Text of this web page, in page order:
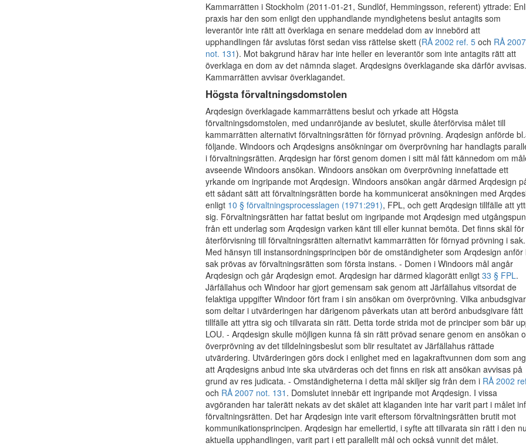
Kammarrätten i Stockholm (2011-01-21, Sundlöf, Hemmingsson, referent) yttrade:
praxis har den som enligt den upphandlande myndighetens beslut antagits som
leverantör inte rätt att överklaga en senare meddelad dom av innebörd att
upphandlingen får avslutas först sedan viss rättelse skett (RÅ 2002 ref. 5 och RÅ 2007
not. 131). Mot bakgrund härav har inte heller en leverantör som inte antagits rätt att
överklaga en dom av det nämnda slaget. Arqdesigns överklagande ska därför
Kammarrätten avvisar överklagandet.
Högsta förvaltningsdomstolen
Arqdesign överklagade kammarrättens beslut och yrkade att Högsta
förvaltningsdomstolen, med undanröjande av beslutet, skulle återförvisa målet till
kammarrätten alternativt förvaltningsrätten för förnyad prövning. Arqdesign anförde
följande. Windoors och Arqdesigns ansökningar om överprövning har handlagts
i förvaltningsrätten. Arqdesign har först genom domen i sitt mål fått kännedom om
avseende Windoors ansökan. Windoors ansökan om överprövning innefattade ett
yrkande om ingripande mot Arqdesign. Windoors ansökan angår därmed Arqdesign
ett sådant sätt att förvaltningsrätten borde ha kommunicerat ansökningen med
enligt 10 § förvaltningsprocesslagen (1971:291), FPL, och gett Arqdesign tillfälle att
sig. Förvaltningsrätten har fattat beslut om ingripande mot Arqdesign med
från ett underlag som Arqdesign varken känt till eller kunnat bemöta. Det finns skäl för
återförvisning till förvaltningsrätten alternativt kammarrätten för förnyad prövning i sak.
Med hänsyn till instansordningsprincipen bör de omständigheter som Arqdesign anför
sak prövas av förvaltningsrätten som första instans. - Domen i Windoors mål angår
Arqdesign och går Arqdesign emot. Arqdesign har därmed klagorätt enligt 33 § FPL.
Järfällahus och Windoor har gjort gemensam sak genom att Järfällahus vitsordat de
felaktiga uppgifter Windoor fört fram i sin ansökan om överprövning. Vilka
som deltar i utvärderingen har därigenom påverkats utan att berörd anbudsgivare fått
tillfälle att yttra sig och tillvarata sin rätt. Detta torde strida mot de principer som bär
LOU. - Arqdesign skulle möjligen kunna få sin rätt prövad senare genom en ansökan
överprövning av det tilldelningsbeslut som blir resultatet av Järfällahus rättade
utvärdering. Utvärderingen görs dock i enlighet med en lagakraftvunnen dom som
att Arqdesigns anbud inte ska utvärderas och det finns en risk att ansökan avvisas på
grund av res judicata. - Omständigheterna i detta mål skiljer sig från dem i RÅ 2002
och RÅ 2007 not. 131 . Domslutet innebär ett ingripande mot Arqdesign. I vissa
avgöranden har talerätt nekats av det skälet att klaganden inte har varit part i målet
förvaltningsrätten. Det har Arqdesign inte varit eftersom förvaltningsrätten brutit mot
kommunikationsprincipen. Arqdesign har emellertid, i syfte att tillvarata sin rätt i den nu
aktuella upphandlingen, varit part i ett parallellt mål och också vunnit det målet.